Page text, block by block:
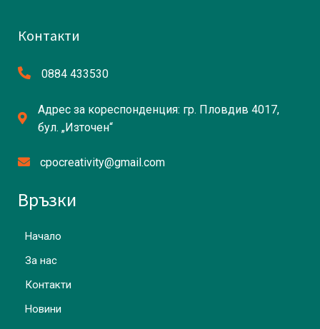
Контакти
0884 433530
Адрес за кореспонденция: гр. Пловдив 4017,
бул. „Източен“
cpocreativity@gmail.com
Връзки
Начало
За нас
Контакти
Новини